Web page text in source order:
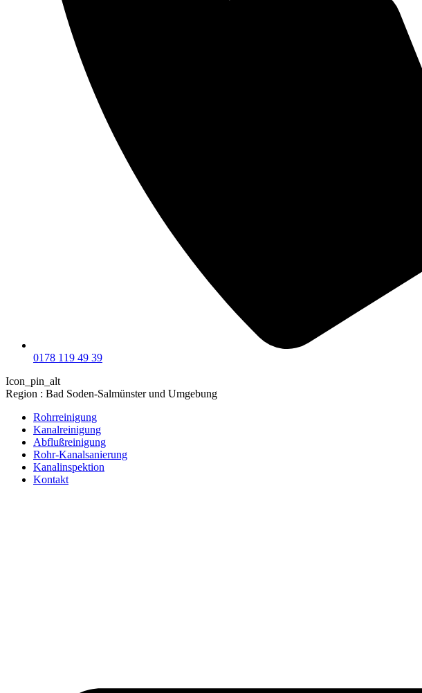
0178 119 49 39
Icon_pin_alt
Region : Bad Soden-Salmünster und Umgebung
Rohrreinigung
Kanalreinigung
Abflußreinigung
Rohr-Kanalsanierung
Kanalinspektion
Kontakt